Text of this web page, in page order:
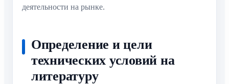
деятельности на рынке.
Определение и цели
технических условий на
литературу